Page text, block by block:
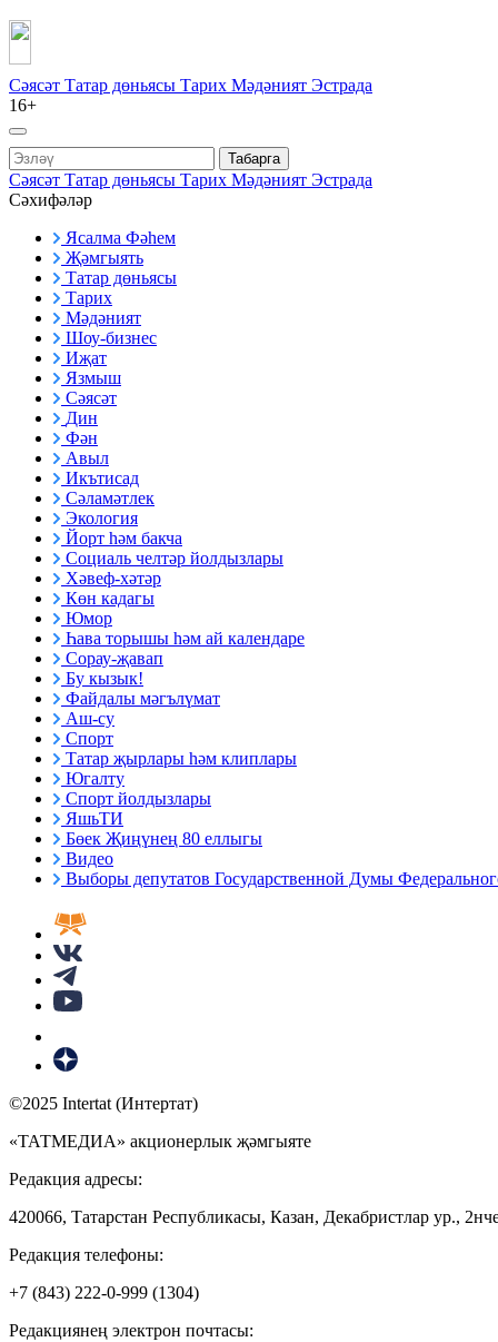
Сәясәт Татар дөньясы Тарих Мәдәният Эстрада
16+
Табарга
Сәясәт Татар дөньясы Тарих Мәдәният Эстрада
Сәхифәләр
Ясалма Фәһем
Җәмгыять
Татар дөньясы
Тарих
Мәдәният
Шоу-бизнес
Иҗат
Язмыш
Сәясәт
Дин
Фән
Авыл
Икътисад
Сәламәтлек
Экология
Йорт һәм бакча
Социаль челтәр йолдызлары
Хәвеф-хәтәр
Көн кадагы
Юмор
Һава торышы һәм ай календаре
Сорау-җавап
Бу кызык!
Файдалы мәгълүмат
Аш-су
Спорт
Татар җырлары һәм клиплары
Югалту
Спорт йолдызлары
ЯшьТИ
Бөек Җиңүнең 80 еллыгы
Видео
Выборы депутатов Государственной Думы
©2025 Intertat (Интертат)
«ТАТМЕДИА» акционерлык җәмгыяте
Редакция адресы:
420066, Татарстан Республикасы, Казан, Декабристлар ур.,
Редакция телефоны:
+7 (843) 222-0-999 (1304)
Редакциянең электрон почтасы: